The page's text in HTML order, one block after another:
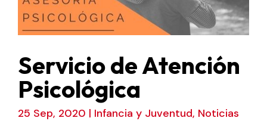
Servicio de Atención
Psicológica
25 Sep, 2020 | Infancia y Juventud, Noticias